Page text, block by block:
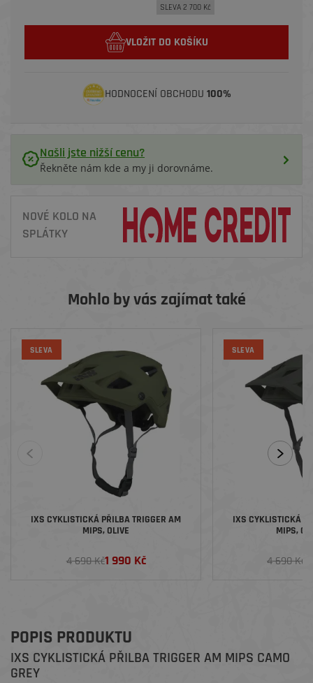
SLEVA 2 700 Kč
VLOŽIT DO KOŠÍKU
HODNOCENÍ OBCHODU 100%
Našli jste nižší cenu?
Řekněte nám kde a my ji dorovnáme.
NOVÉ KOLO NA
SPLÁTKY
Mohlo by vás zajímat také
SLEVA
IXS CYKLISTICKÁ PŘILBA TRIGGER AM
MIPS, OLIVE
4 690 Kč1 990 Kč
SLEVA
IXS CYKLISTICKÁ
MIPS,
4 690 Kč
POPIS PRODUKTU
IXS CYKLISTICKÁ PŘILBA TRIGGER AM MIPS CAMO
GREY